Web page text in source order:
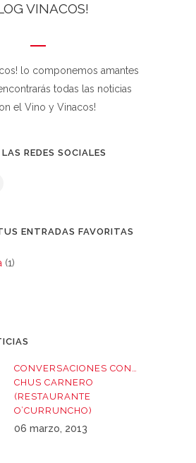
VINACOS!
lo componemos amantes
todas las noticias
el Vino y Vinacos!
REDES SOCIALES
ENTRADAS FAVORITAS
(1)
CONVERSACIONES CON…
CHUS CARNERO
(RESTAURANTE
O’CURRUNCHO)
06 marzo, 2013